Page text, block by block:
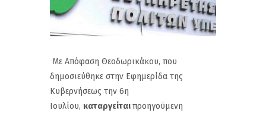
Με Απόφαση Θεοδωρικάκου, που
δημοσιεύθηκε στην Εφημερίδα της
Κυβερνήσεως την 6η
Ιουλίου, καταργείταιπροηγούμενη